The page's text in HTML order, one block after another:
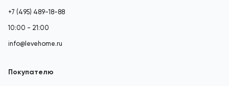
+7 (495) 489-18-88
10:00 - 21:00
info@levehome.ru
Покупателю